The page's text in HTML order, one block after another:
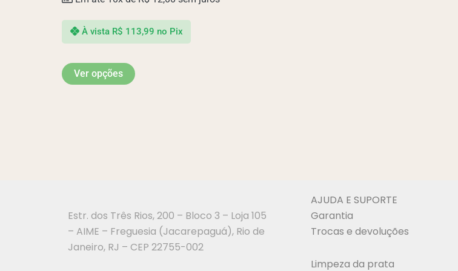
À vista R$ 113,99 no Pix
Ver opções
Estr. dos Três Rios, 200 – Bloco 3 – Loja 105
– AIME – Freguesia (Jacarepaguá), Rio de
Janeiro, RJ – CEP 22755-002
AJUDA E SUPORTE
Garantia
Trocas e devoluções
Limpeza da prata